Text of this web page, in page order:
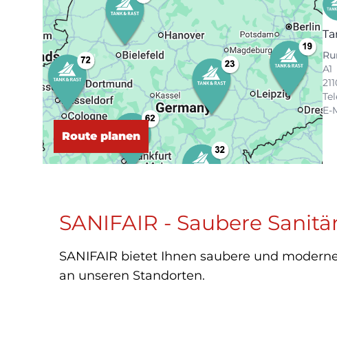
Route planen
A1
E-
SANIFAIR - Saubere
SANIFAIR bietet Ihnen saubere und
an unseren Standorten.